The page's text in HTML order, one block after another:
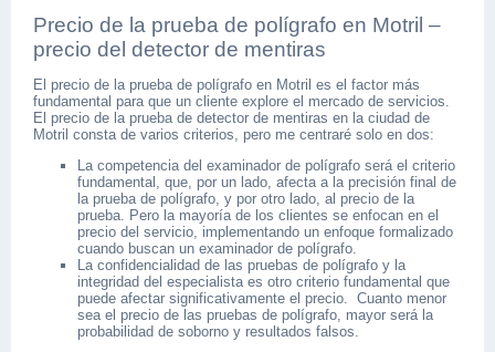
Precio de la prueba de polígrafo en Motril –
precio del detector de mentiras
El precio de la prueba de polígrafo en Motril es el factor más
fundamental para que un cliente explore el mercado de servicios.
El precio de la prueba de detector de mentiras en la ciudad de
Motril consta de varios criterios, pero me centraré solo en dos:
La competencia del examinador de polígrafo será el criterio
fundamental, que, por un lado, afecta a la precisión final de
la prueba de polígrafo, y por otro lado, al precio de la
prueba. Pero la mayoría de los clientes se enfocan en el
precio del servicio, implementando un enfoque formalizado
cuando buscan un examinador de polígrafo.
La confidencialidad de las pruebas de polígrafo y la
integridad del especialista es otro criterio fundamental que
puede afectar significativamente el precio. Cuanto menor
sea el precio de las pruebas de polígrafo, mayor será la
probabilidad de soborno y resultados falsos.